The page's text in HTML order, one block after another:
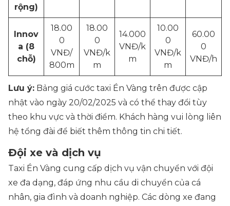
rộng)
Innov
a (8
chỗ)
18.00
0
VNĐ/
800m
18.00
0
VNĐ/k
m
14.000
VNĐ/k
m
10.00
0
VNĐ/k
m
60.00
0
VNĐ/h
Lưu ý: Bảng giá cước taxi Én Vàng trên được cập
nhật vào ngày 20/02/2025 và có thể thay đổi tùy
theo khu vực và thời điểm. Khách hàng vui lòng liên
hệ tổng đài để biết thêm thông tin chi tiết.
Đội xe và dịch vụ
Taxi Én Vàng cung cấp dịch vụ vận chuyển với đội
xe đa dạng, đáp ứng nhu cầu di chuyển của cá
nhân, gia đình và doanh nghiệp. Các dòng xe đang